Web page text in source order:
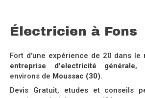
Électricien à Fons
Fort d'une expérience de 20 dans le
entreprise d'electricité générale,
environs de Moussac (30).
Devis Gratuit, etudes et conseils